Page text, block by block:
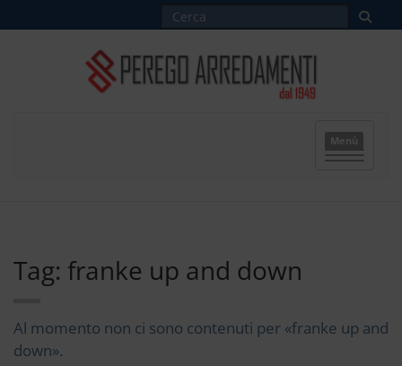
Menù
Tag: franke up and down
Al momento non ci sono contenuti per «franke up and
down».